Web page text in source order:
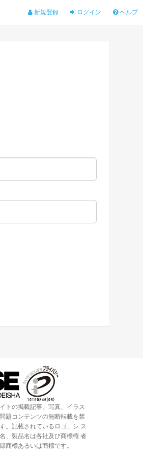
新規登録 ログイン ヘルプ
トの掲載記事、写真、イラス
問題コンテンツの無断転載を禁
。記載されているロゴ、シ ス
、製品名は各社及び商標権 者
商標あるいは商標です。